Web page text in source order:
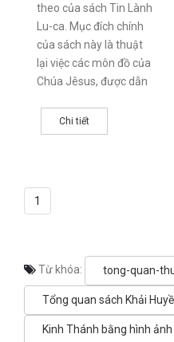
theo của sách Tin Lành
Lu-ca. Mục đích chính
của sách này là thuật
lại việc các môn đồ của
Chúa Jêsus, được dẫn
Chi tiết
1
Từ khóa: tong-quan-
Tổng quan sách Khải
Kinh Thánh bằng hình ảnh